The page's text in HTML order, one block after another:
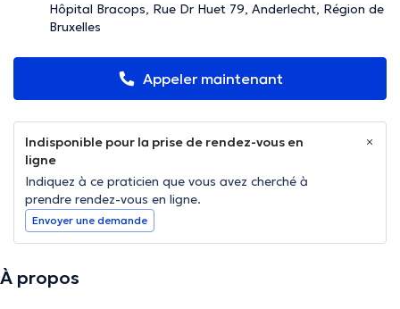
Hôpital Bracops, Rue Dr Huet 79, Anderlecht, Région de
Bruxelles
Appeler maintenant
Indisponible pour la prise de rendez-vous en
ligne
Indiquez à ce praticien que vous avez cherché à
prendre rendez-vous en ligne.
Envoyer une demande
À propos